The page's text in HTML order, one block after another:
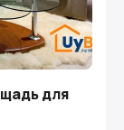
для